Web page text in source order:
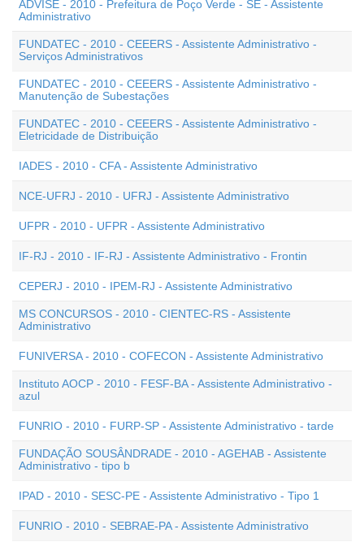
ADVISE - 2010 - Prefeitura de Poço Verde - SE - Assistente
Administrativo
FUNDATEC - 2010 - CEEERS - Assistente Administrativo -
Serviços Administrativos
FUNDATEC - 2010 - CEEERS - Assistente Administrativo -
Manutenção de Subestações
FUNDATEC - 2010 - CEEERS - Assistente Administrativo -
Eletricidade de Distribuição
IADES - 2010 - CFA - Assistente Administrativo
NCE-UFRJ - 2010 - UFRJ - Assistente Administrativo
UFPR - 2010 - UFPR - Assistente Administrativo
IF-RJ - 2010 - IF-RJ - Assistente Administrativo - Frontin
CEPERJ - 2010 - IPEM-RJ - Assistente Administrativo
MS CONCURSOS - 2010 - CIENTEC-RS - Assistente
Administrativo
FUNIVERSA - 2010 - COFECON - Assistente Administrativo
Instituto AOCP - 2010 - FESF-BA - Assistente Administrativo -
azul
FUNRIO - 2010 - FURP-SP - Assistente Administrativo - tarde
FUNDAÇÃO SOUSÂNDRADE - 2010 - AGEHAB - Assistente
Administrativo - tipo b
IPAD - 2010 - SESC-PE - Assistente Administrativo - Tipo 1
FUNRIO - 2010 - SEBRAE-PA - Assistente Administrativo